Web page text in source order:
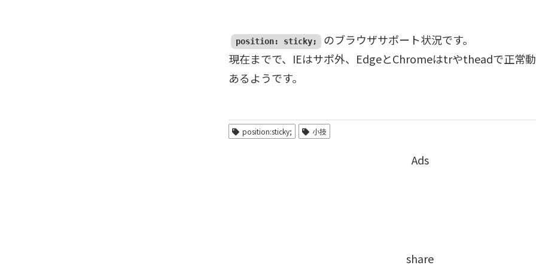
position: sticky;
のブラウザサポート状況です。
現在までで、IEはサポ外、EdgeとChromeはtrやtheadで正常
あるようです。
position:sticky; 小技
Ads
share